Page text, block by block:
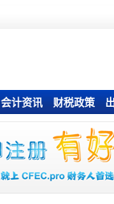
会计资讯 财税政策